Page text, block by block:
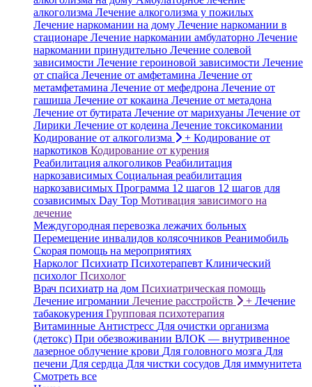
алкоголизма Лечение алкоголизма у пожилых
Лечение наркомании на дому Лечение наркомании в
стационаре Лечение наркомании амбулаторно Лечение
наркомании принудительно Лечение солевой
зависимости Лечение героиновой зависимости Лечение
от спайса Лечение от амфетамина Лечение от
метамфетамина Лечение от мефедрона Лечение от
гашиша Лечение от кокаина Лечение от метадона
Лечение от бутирата Лечение от марихуаны Лечение от
Лирики Лечение от кодеина Лечение токсикомании
Кодирование от алкоголизма
+ Кодирование от
наркотиков Кодирование от курения
Реабилитация алкоголиков Реабилитация
наркозависимых Социальная реабилитация
наркозависимых Программа 12 шагов 12 шагов для
созависимых Day Top Мотивация зависимого на
лечение
Междугородная перевозка лежачих больных
Перемещение инвалидов колясочников Реанимобиль
Скорая помощь на мероприятиях
Нарколог Психиатр Психотерапевт Клинический
психолог Психолог
Врач психиатр на дом Психиатрическая помощь
Лечение игромании Лечение расстройств + Лечение
табакокурения Групповая психотерапия
Витаминные Антистресс Для очистки организма
(детокс) При обезвоживании ВЛОК — внутривенное
лазерное облучение крови Для головного мозга Для
печени Для сердца Для чистки сосудов Для иммунитета
Смотреть все